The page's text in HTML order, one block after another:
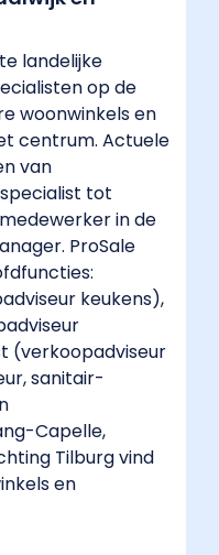
landelijke
op de
woonwinkels en
centrum. Actuele
van
tot
in de
ProSale
keukens),
(verkoopadviseur
sanitair-
Capelle,
Tilburg vind
en